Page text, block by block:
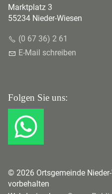
Marktplatz 3
55234 Nieder-Wiesen
(0 67 36) 2 61
E-Mail schreiben
Folgen Sie uns:
© 2026 Ortsgemeinde
vorbehalten